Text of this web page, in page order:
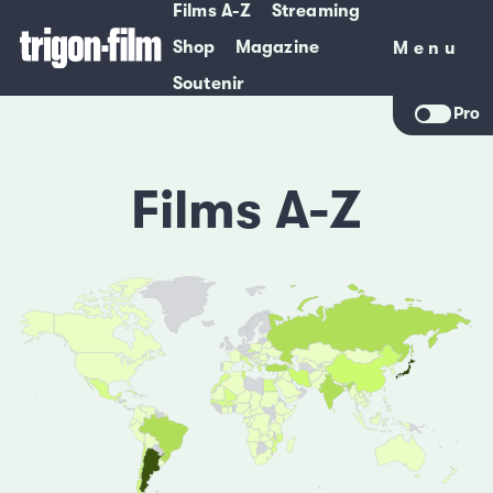
Films A-Z
Streaming
Shop
Magazine
Soutenir
Menu
Menu
Pro
Films A-Z